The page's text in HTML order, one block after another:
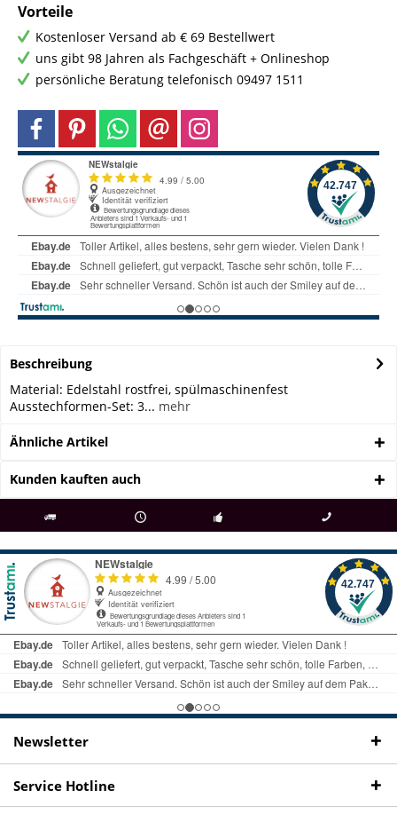
Vorteile
Kostenloser Versand ab € 69 Bestellwert
uns gibt 98 Jahren als Fachgeschäft + Onlineshop
persönliche Beratung telefonisch 09497 1511
Beschreibung
Material: Edelstahl rostfrei, spülmaschinenfest
Ausstechformen-Set: 3... mehr
Ähnliche Artikel
Kunden kauften auch
ab € 69 Bestellwert seit 98 Jahren Fachgeschäft + telefonisch erreichbar
09497 1511
Newsletter
Service Hotline